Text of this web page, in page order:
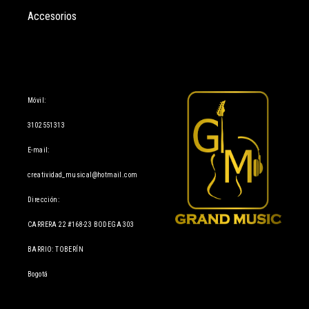
Accesorios
Móvil:
3102551313
E-mail:
creatividad_musical@hotmail.com
Dirección:
CARRERA 22 #168-23 BODEGA 303
BARRIO: TOBERÍN
Bogotá